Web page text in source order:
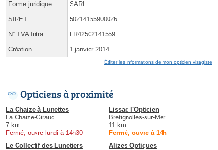
Forme juridique SARL
SIRET 50214155900026
N° TVA Intra. FR42502141559
Création 1 janvier 2014
Éditer les informations de mon opticien visagiste
Opticiens à proximité
La Chaize à Lunettes
La Chaize-Giraud
7 km
Fermé, ouvre lundi à 14h30
Lissac l'Opticien
Bretignolles-sur-Mer
11 km
Fermé, ouvre à 14h
Le Collectif des Lunetiers
Alizes Optiques